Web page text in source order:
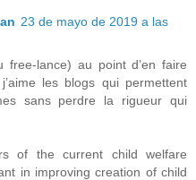
23 de mayo de 2019 a las
free-lance) au point d’en faire
les blogs qui permettent
sans perdre la rigueur qui
of the current child welfare
in improving creation of child